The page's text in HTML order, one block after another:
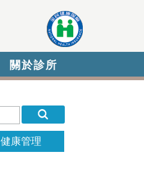
關於診所
健康管理